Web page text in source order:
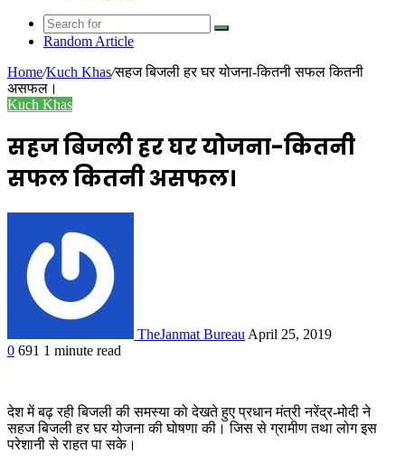
Random Article
Home/Kuch Khas/सहज बिजली हर घर योजना-कितनी सफल कितनी
असफल।
Kuch Khas
सहज बिजली हर घर योजना-कितनी
सफल कितनी असफल।
TheJanmat Bureau April 25, 2019
0 691 1 minute read
देश में बढ़ रही बिजली की समस्या को देखते हुए प्रधान मंत्री नरेंद्र-मोदी ने
सहज बिजली हर घर योजना की घोषणा की। जिस से ग्रामीण तथा लोग इस
परेशानी से राहत पा सके।